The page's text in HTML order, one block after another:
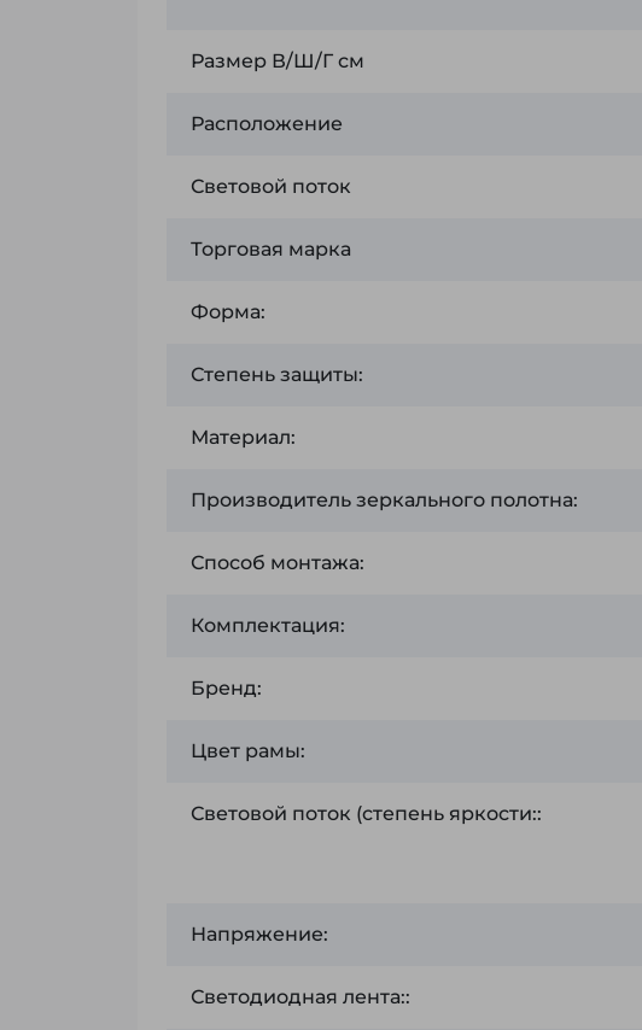
Размер В/Ш/Г см
Расположение
Световой поток
Торговая марка
Форма:
Степень защиты:
Материал:
Производитель зеркального полотна:
Способ монтажа:
Комплектация:
Бренд:
Цвет рамы:
Световой поток (степень яркости::
Напряжение:
Светодиодная лента::